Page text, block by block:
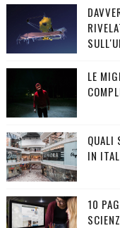
LE
QUALI
IN
10